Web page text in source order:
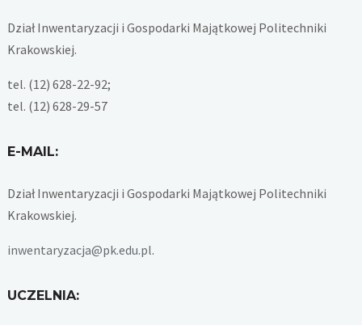
Dział Inwentaryzacji i Gospodarki Majątkowej Politechniki
Krakowskiej.
tel. (12) 628-22-92;
tel. (12) 628-29-57
E-MAIL:
Dział Inwentaryzacji i Gospodarki Majątkowej Politechniki
Krakowskiej.
inwentaryzacja@pk.edu.pl.
UCZELNIA: